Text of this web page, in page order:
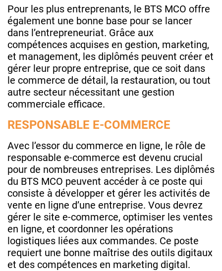
Pour les plus entreprenants, le BTS MCO offre
également une bonne base pour se lancer
dans l’entrepreneuriat. Grâce aux
compétences acquises en gestion, marketing,
et management, les diplômés peuvent créer et
gérer leur propre entreprise, que ce soit dans
le commerce de détail, la restauration, ou tout
autre secteur nécessitant une gestion
commerciale efficace.
RESPONSABLE E-COMMERCE
Avec l’essor du commerce en ligne, le rôle de
responsable e-commerce est devenu crucial
pour de nombreuses entreprises. Les diplômés
du BTS MCO peuvent accéder à ce poste qui
consiste à développer et gérer les activités de
vente en ligne d’une entreprise. Vous devrez
gérer le site e-commerce, optimiser les ventes
en ligne, et coordonner les opérations
logistiques liées aux commandes. Ce poste
requiert une bonne maîtrise des outils digitaux
et des compétences en marketing digital.